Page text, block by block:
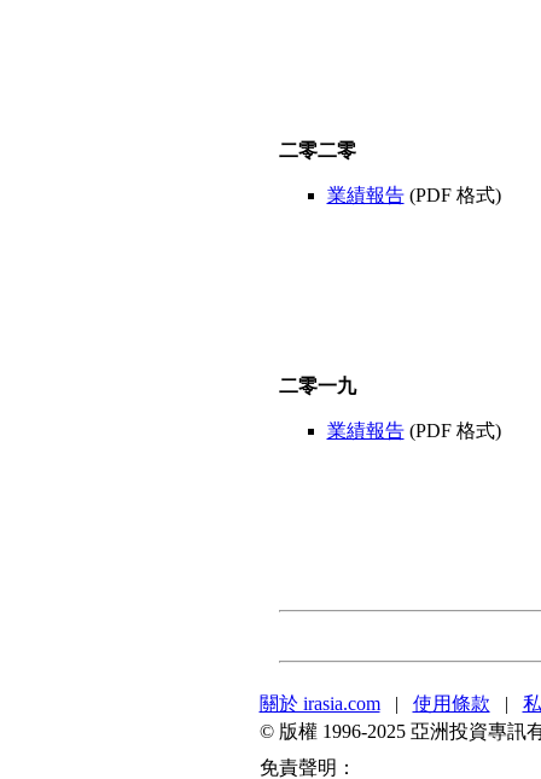
二零二零
業績報告(PDF 格式)
二零一九
業績報告(PDF 格式)
關於 irasia.com| 使用條款 |
© 版權 1996-2025 亞洲投資專訊
免責聲明：